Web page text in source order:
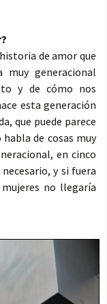
de amor que
muy generacional
y de cómo nos
esta generación
que puede parece
de cosas muy
en cinco
y si fuera
no llegaría